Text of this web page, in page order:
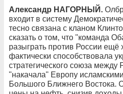
Александр НАГОРНЫЙ.
входит в систему
тесно связана с кланом
сказать о том, что "команда
разыграть против России
фактически способствовала
стратегического союза
"накачала" Европу
Большого Ближнего